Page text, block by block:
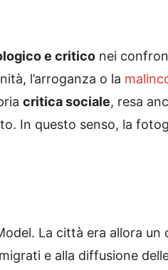
e critico nei
l’arroganza o la
critica sociale, resa
In questo senso, la
La città era allora un
e alla diffusione